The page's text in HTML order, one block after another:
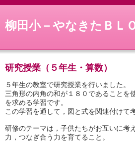
柳田小－やなきたＢＬ
研究授業（５年生・算数）
５年生の教室で研究授業を行いました。
三角形の内角の和が１８０であることを
を求める学習です。
この学習を通して，図と式を関連付けて
研修のテーマは，子供たちがお互いに考
力，つなぎ合う力を育てること。